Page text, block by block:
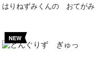
はりねずみくんの おてがみ
NEW